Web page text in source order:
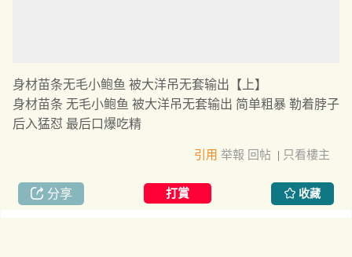
身材苗条无毛小鲍鱼 被大洋吊无套输出【上】
身材苗条 无毛小鲍鱼 被大洋吊无套输出 简单粗暴 勒着脖子
后入猛怼 最后口爆吃精
引用 举報 回帖 | 只看樓主
分享 打賞 收藏